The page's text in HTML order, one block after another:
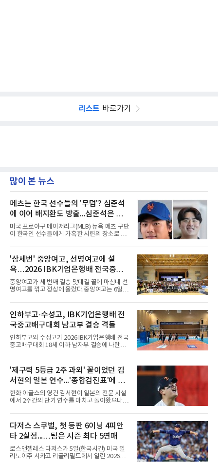
리스트 바로가기
많이 본 뉴스
메츠는 한국 선수들의 '무덤'? 심준석
에 이어 배지환도 방출...심준석은 이
미 귀국, 배지환은 미국 잔류할 듯
미국 프로야구 메이저리그(MLB) 뉴욕 메츠 구단
이 한국인 선수들에게 가혹한 시련의 장소로 전
대형 유망주로 기대를 모았던 투수 심준석에 이
어, 빅리그 경력을 지닌 내외야수 배지환까지 연
달아 뉴욕 메츠 산하 마이너리그에서 방출 통보
를 받는 아픔을 겪었다. 두 선수의 동반 이탈은
메츠 구단이 유독 한국 선수들에게 '기회의 땅'이
아닌 '무덤'처럼 작용하고 있음을 방증하고 있다.
고교 시절 시속 160km에 달하는 강속구로 큰 스
리츠와 마이애미 말린스를 거쳐 메츠에 둥지를
틀며 반등을 노렸으나
'삼세번' 중앙여고, 선명여고에 설
욕…2026 IBK기업은행배 전국중고
배구대회 우승
중앙여고가 세 번째 결승 맞대결 끝에 마침내 선
명여고를 꺾고 정상에 올랐다.중앙여고는 6일
행배 전국중고배구대회 18세 이하 여자부 결승
에서 선명여고를 세트스코어 3-1(13-25, 25-14,
25-17, 25-10)로 물리치고 우승을 차지했다.첫
세트를 13-25로 내주며 불안하게 출발한 중앙여
고는 이후 조직력을 되찾아 2세트부터 경기 주
도권을 완전히 장악했다. 강한 서브와 탄탄한 수
비를 앞세워 내리 세 세트를 따내며 짜릿한 역전
권대회 결승에서 모두 선명여고에 패해 준우승
에 머물렀다. 그러나 세 번째
인하부고·수성고, IBK기업은행배 전
국중고배구대회 남고부 결승 격돌
인하부고와 수성고가 2026 IBK기업은행배 전국
중고배구대회 18세 이하 남자부 결승에 나란히
하부고는 5일 충북 제천실내체육관에서 열린 대
회 남자 18세 이하부 준결승에서 남성고를 세트
스코어 3-1(25-17, 17-25, 25-21, 25-17)로 꺾
고 결승행 티켓을 따냈다. 인하부고는 높은 공격
성공률을 앞세워 경기 주도권을 잡으며 승리를
거뒀다.수성고도 준결승에서 속초고를 상대로
안정된 조직력을 바탕으로 3-1(25-23, 25-16,
고는 인하부고와 우승을 다툴 기회를 잡았다.여
자 18세 이하부에서는 중앙여고
'제구력 5등급 2주 과외' 꼴이었던 김
서현의 일본 연수...'종합검진표'에 불
과
한화 이글스의 영건 김서현이 일본의 전문 시설
에서 2주간의 단기 연수를 마치고 돌아왔으나,
출하며 야구 팬들과 전문가들 사이에 씁쓸한 뒷
맛을 남기고 있다.출국 당시만 해도 선수의 고질
적인 제구 문제를 해결할 특효약이 될 것처럼 포
장되었던 이번 연수는, 뚜껑을 열어보니 '제구력
5등급에게 2주짜리 족집게 과외를 붙여 1등급을
기대한 꼴'이었다는 냉정한 평가를 피하기 어렵
게 됐다.야구에서 투수의 제구력은 오랜 시간 투
다저스 스쿠벌, 첫 등판 6이닝 4피안
타 2실점...…팀은 시즌 최다 5연패
로스앤젤레스 다저스가 5일(한국시간) 미국 일
리노이주 시카고 리글리필드에서 열린 2026